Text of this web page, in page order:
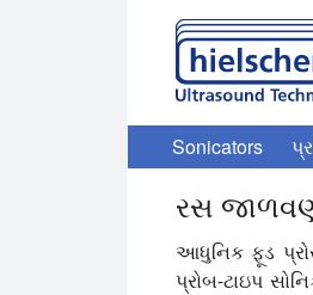
Sonicators
રસ
આધુનિક ફૂડ
પ્રોબ-ટાઇપ